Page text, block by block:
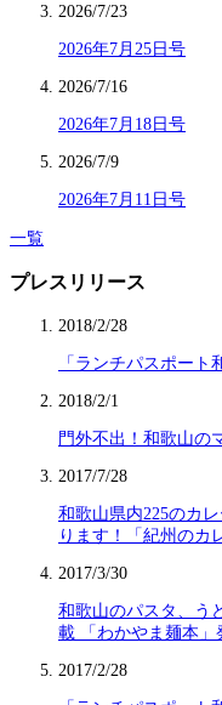
2026/7/23
2026年7月25日号
2026/7/16
2026年7月18日号
2026/7/9
2026年7月11日号
一覧
プレスリリース
2018/2/28
「ランチパスポー
2018/2/1
門外不出！和歌山の
2017/7/28
和歌山県内225のカ
ります！「紀州のカ
2017/3/30
和歌山のパスタ、う
載 「わかやま麺本」
2017/2/28